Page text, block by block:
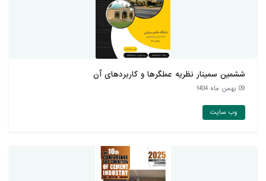
ششمین سمینار نظریه عملگرها و کاربردهای آن
09 بهمن ماه 1404
وب سایت